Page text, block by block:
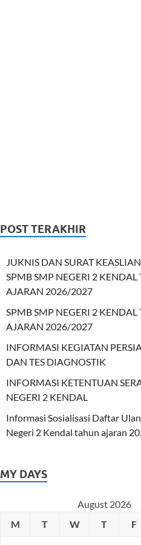
POST TERAKHIR
JUKNIS DAN SURAT
SPMB SMP NEGERI 2 KENDAL
AJARAN 2026/2027
SPMB SMP NEGERI 2 KENDAL
AJARAN 2026/2027
INFORMASI KEGIATAN
DAN TES DIAGNOSTIK
INFORMASI KETENTUAN
NEGERI 2 KENDAL
Informasi Sosialisasi Daftar
Negeri 2 Kendal tahun ajaran
MY DAYS
August 2026
M
T W T F